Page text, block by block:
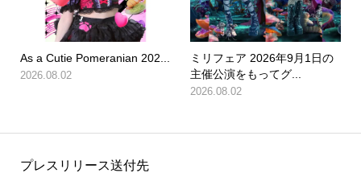
As a Cutie Pomeranian 202...
2026.08.02
ミリフェア 2026年9月1日の
主催公演をもってグ...
2026.08.02
プレスリリース送付先